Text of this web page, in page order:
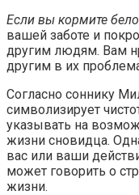
Если вы кормите
вашей заботе и
другим людям. Вам
другим в их
Согласно соннику
символизирует
указывать на
жизни сновидца.
вас или ваши
может говорить о
жизни.